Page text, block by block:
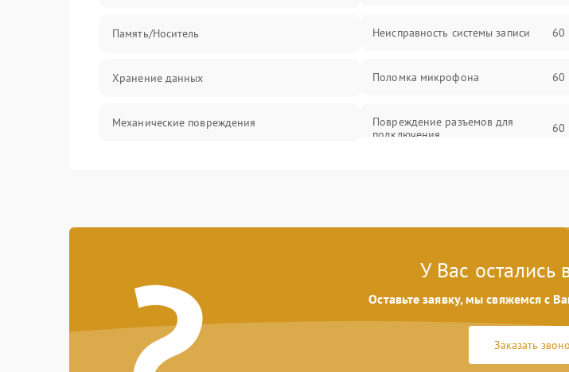
Память/Носитель
Хранение данных
Механические повреждения
Корпус/Герметичность
Неисправность системы записи 60
Поломка микрофона 60
Повреждение разъемов для
подключения
60
Повреждение системы GPS 60
Неисправность системы защиты от
У Вас остались
Оставьте заявку, мы свяжемся с
Заказать